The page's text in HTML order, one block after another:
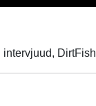
DirtFish